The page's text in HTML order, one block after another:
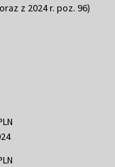
z 2024 r. poz. 96)